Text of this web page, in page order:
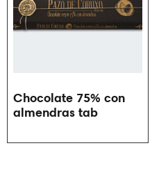
Chocolate 75% con
almendras tab